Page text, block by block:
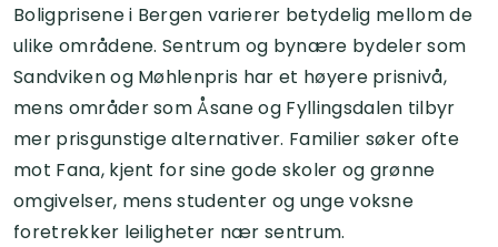
Boligprisene i Bergen varierer betydelig mellom de
ulike områdene. Sentrum og bynære bydeler som
Sandviken og Møhlenpris har et høyere prisnivå,
mens områder som Åsane og Fyllingsdalen tilbyr
mer prisgunstige alternativer. Familier søker ofte
mot Fana, kjent for sine gode skoler og grønne
omgivelser, mens studenter og unge voksne
foretrekker leiligheter nær sentrum.